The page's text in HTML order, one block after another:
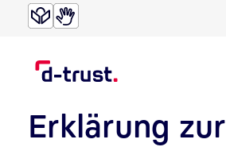
Direkt zur Suche
Direkt zum Inhalt
Deutsch
Erklärung zur